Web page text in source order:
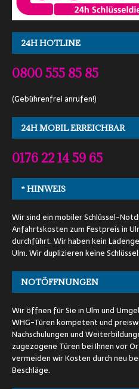
24H HOTLINE
0800 555 85 85
(Gebührenfrei anrufen!)
24H MOBIL ERREICHBAR
0176 22 14 59 65
* HINWEIS
Wir sind ein mobiler Schlüssel-
Anfahrtskosten zum Festpreis in
durchführt. Wir haben kein
Ulm. Wir duplizieren keine Schlüssel.
NOTÖFFNUNGEN
Wir öffnen für Sie in Ulm und
WHG-Türen kompetent und
Nachschulungen und
zugezogene Türen bei Ihnen vor
vermeiden wir Kosten durch neu
Beschläge.